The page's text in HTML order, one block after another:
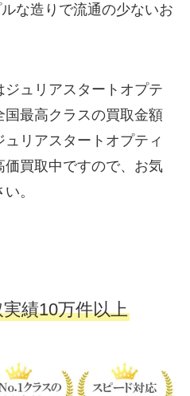
な造りで流通の少ないお
ュリアスタートオプテ
国最高クラスの買取金額
リアスタートオプティ
価買取中ですので、お気
。
績10万件以上